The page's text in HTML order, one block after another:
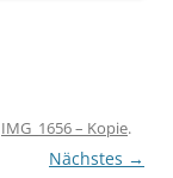
IMG_1656 – Kopie.
Nächstes →